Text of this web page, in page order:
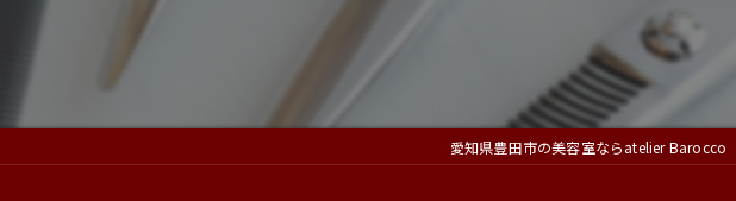
愛知県豊田市の美容室ならatelier Barocco